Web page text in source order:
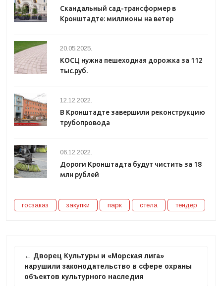
Скандальный сад-трансформер в
Кронштадте: миллионы на ветер
20.05.2025.
КОСЦ нужна пешеходная дорожка за 112
тыс.руб.
12.12.2022.
В Кронштадте завершили реконструкцию
трубопровода
06.12.2022.
Дороги Кронштадта будут чистить за 18
млн рублей
госзаказ закупки парк стела тендер
← Дворец Культуры и «Морская лига»
нарушили законодательство в сфере охраны
объектов культурного наследия